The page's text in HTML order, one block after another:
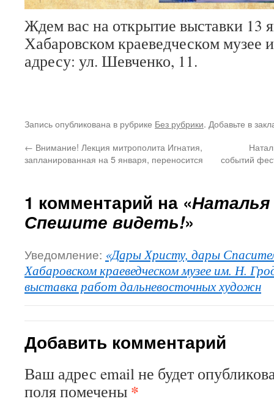
Ждем вас на открытие выставки 13
Хабаровском краеведческом музее
адресу: ул. Шевченко, 11.
Запись опубликована в рубрике Без рубрики. Добавьте в
← Внимание! Лекция митрополита Игнатия,
запланированная на 5 января, переносится
событий
1 комментарий на «
Спешите видеть!»
Уведомление: «Дары Христу, дары
Хабаровском краеведческом музее им. Н.
выставка работ дальневосточных художн
Добавить комментарий
Ваш адрес email не будет
поля помечены *